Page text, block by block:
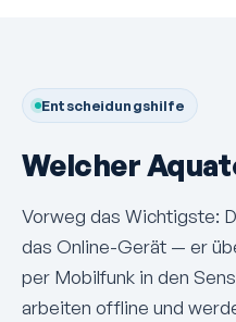
Entscheidungshilfe
Welcher
Vorweg das Wichtigste:
das Online-Gerät — er
per Mobilfunk in den
arbeiten offline und